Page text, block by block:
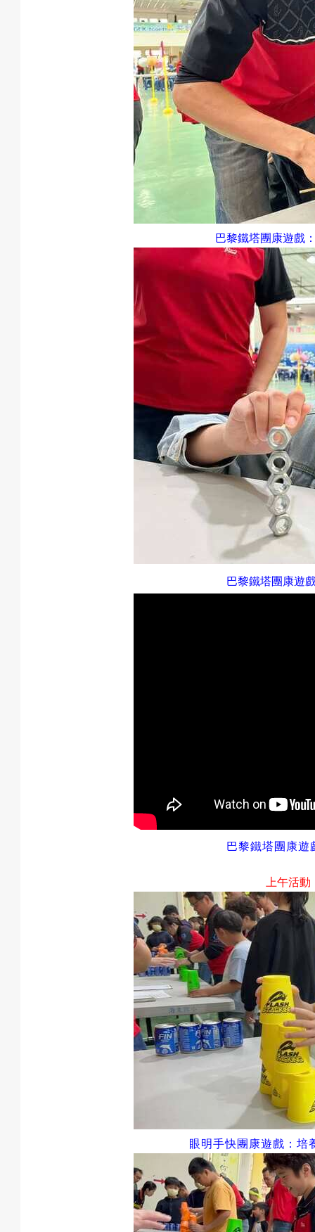
巴黎鐵塔團康遊戲
巴黎鐵塔團康遊
巴黎鐵塔團康遊
上午活動
眼明手快團康遊戲：培